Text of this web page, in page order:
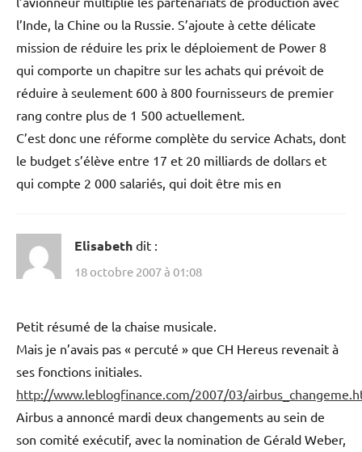
l’Inde, la Chine ou la Russie. S’ajoute à cette délicate
mission de réduire les prix le déploiement de Power 8
qui comporte un chapitre sur les achats qui prévoit de
réduire à seulement 600 à 800 fournisseurs de premier
rang contre plus de 1 500 actuellement.
C’est donc une réforme complète du service Achats, dont
le budget s’élève entre 17 et 20 milliards de dollars et
qui compte 2 000 salariés, qui doit être mis en
Elisabeth dit :
18 octobre 2007 à 01:08
Petit résumé de la chaise musicale.
Mais je n’avais pas « percuté » que CH Hereus revenait à
ses fonctions initiales.
http://www.leblogfinance.com/2007/03/
Airbus a annoncé mardi deux changements au sein de
son comité exécutif, avec la nomination de Gérald Weber,